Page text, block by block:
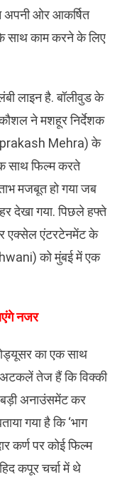
अपनी ओर आकर्षित
साथ काम करने के लिए
लाइन है. बॉलीवुड के
ने मशहूर निर्देशक
Mehra) के
साथ फिल्म करते
मजबूत हो गया जब
देखा गया. पिछले हफ्ते
एक्सेल एंटरटेनमेंट के
को मुंबई में एक
नजर
का एक साथ
अटकलें तेज हैं कि विक्की
अनाउंसमेंट कर
गया है कि ‘भाग
कर्ण पर कोई फिल्म
कपूर चर्चा में थे